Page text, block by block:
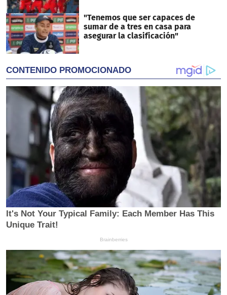
"Tenemos que ser capaces de
sumar de a tres en casa para
asegurar la clasificación"